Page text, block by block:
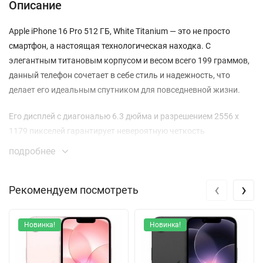
Описание
Apple iPhone 16 Pro 512 ГБ, White Titanium — это не просто
смартфон, а настоящая технологическая находка. С
элегантным титановым корпусом и весом всего 199 граммов,
данный телефон сочетает в себе стиль и надежность, что
делает его идеальным спутником для повседневной жизни.
Его дисплей с диагональю 6.3 дюйма и разрешением 2556 x
1179 пикселей гарантирует невероятную четкость
изображения. OLED-экран с яркостью до 2000 кд/м²
обновления до 120 Гц, прокрутка и анимации становятся
Камера iPhone 16 Pro — это целый мир профессиональной
фотографии в ваших руках. Основная система с тремя
объективами: 48 Мп, 12 Мп и 12 Мп, позволяет делать снимки
подробнее
Рекомендуем посмотреть
Новинка! Новинка!
‹ ›